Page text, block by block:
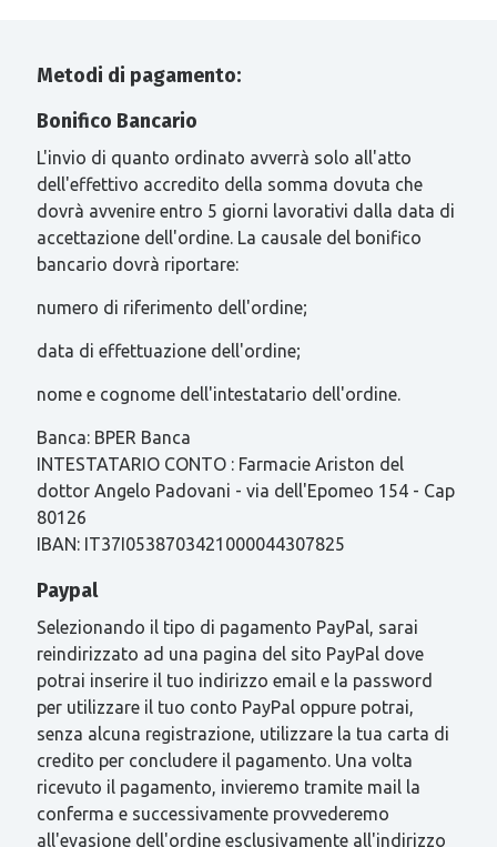
Metodi di pagamento:
Bonifico Bancario
L'invio di quanto ordinato avverrà solo all'atto
dell'effettivo accredito della somma dovuta che
dovrà avvenire entro 5 giorni lavorativi dalla data di
accettazione dell'ordine. La causale del bonifico
bancario dovrà riportare:
numero di riferimento dell'ordine;
data di effettuazione dell'ordine;
nome e cognome dell'intestatario dell'ordine.
Banca: BPER Banca
INTESTATARIO CONTO : Farmacie Ariston del
dottor Angelo Padovani - via dell'Epomeo 154 - Cap
80126
IBAN: IT37I0538703421000044307825
Paypal
Selezionando il tipo di pagamento PayPal, sarai
reindirizzato ad una pagina del sito PayPal dove
potrai inserire il tuo indirizzo email e la password
per utilizzare il tuo conto PayPal oppure potrai,
senza alcuna registrazione, utilizzare la tua carta di
credito per concludere il pagamento. Una volta
ricevuto il pagamento, invieremo tramite mail la
conferma e successivamente provvederemo
all'evasione dell'ordine esclusivamente all'indirizzo